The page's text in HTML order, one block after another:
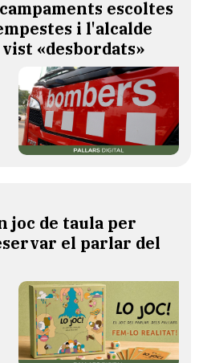
escoltes
i l'alcalde
«desbordats»
joc de taula per
el parlar del